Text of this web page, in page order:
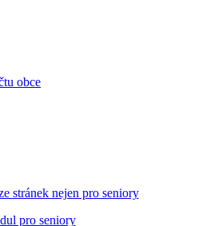
obce
stránek nejen pro seniory